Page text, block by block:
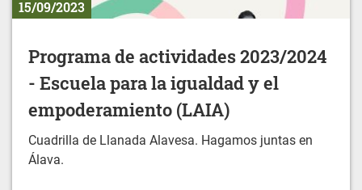
15/09/2023
Programa de actividades 2023/2024
- Escuela para la igualdad y el
empoderamiento (LAIA)
Cuadrilla de Llanada Alavesa. Hagamos juntas en
Álava.